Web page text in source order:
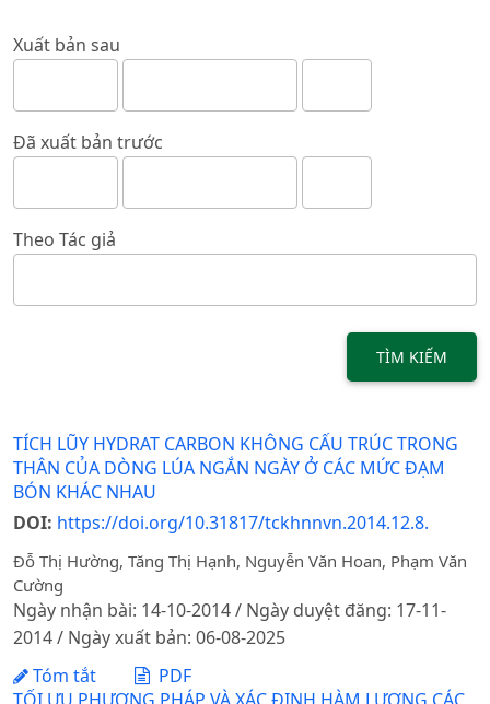
Xuất bản sau
Đã xuất bản trước
Theo Tác giả
TÌM KIẾM
TÍCH LŨY HYDRAT CARBON KHÔNG CẤU TRÚC TRONG
THÂN CỦA DÒNG LÚA NGẮN NGÀY Ở CÁC MỨC ĐẠM
BÓN KHÁC NHAU
DOI: https://doi.org/10.31817/tckhnnvn.2014.12.8.
Đỗ Thị Hường, Tăng Thị Hạnh, Nguyễn Văn Hoan, Phạm Văn
Cường
Ngày nhận bài: 14-10-2014 / Ngày duyệt đăng: 17-11-
2014 / Ngày xuất bản: 06-08-2025
Tóm tắt
PDF